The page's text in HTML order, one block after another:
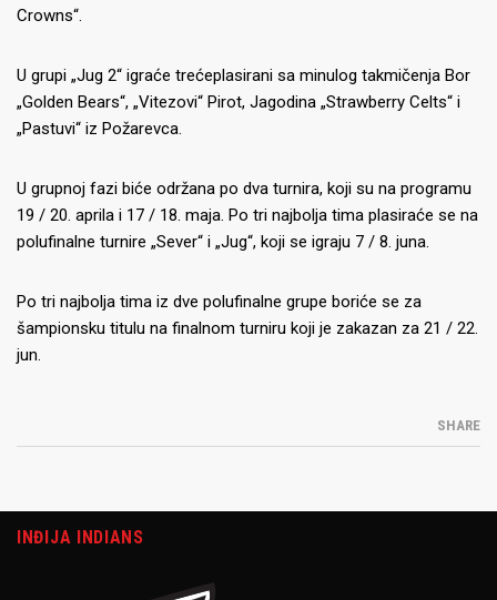
Crowns“.
U grupi „Jug 2“ igraće trećeplasirani sa minulog takmičenja Bor
„Golden Bears“, „Vitezovi“ Pirot, Jagodina „Strawberry Celts“ i
„Pastuvi“ iz Požarevca.
U grupnoj fazi biće održana po dva turnira, koji su na programu
19 / 20. aprila i 17 / 18. maja. Po tri najbolja tima plasiraće se na
polufinalne turnire „Sever“ i „Jug“, koji se igraju 7 / 8. juna.
Po tri najbolja tima iz dve polufinalne grupe boriće se za
šampionsku titulu na finalnom turniru koji je zakazan za 21 / 22.
jun.
SHARE
INĐIJA INDIANS